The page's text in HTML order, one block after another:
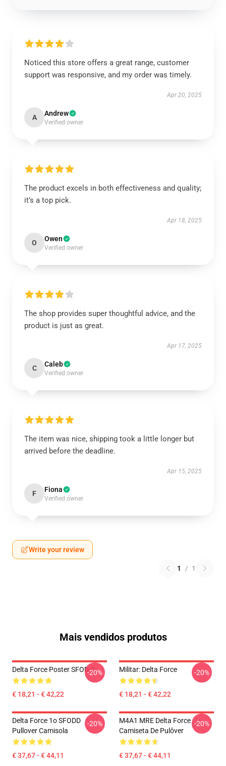
Noticed this store offers a great range, customer
support was responsive, and my order was timely.
Apr 20, 2025
A Andrew
Verified owner
The product excels in both effectiveness and quality;
it’s a top pick.
Apr 18, 2025
O Owen
Verified owner
The shop provides super thoughtful advice, and the
product is just as great.
Apr 17, 2025
C Caleb
Verified owner
The item was nice, shipping took a little longer but
arrived before the deadline.
Apr 15, 2025
F Fiona
Verified owner
Write your review
1 / 1
Mais vendidos produtos
Delta Force Poster SFOD-D
€ 18,21 - € 42,22
-20% Militar: Delta Force
€ 18,21 - € 42,22
-20%
Delta Force 1o SFODD
Pullover Camisola
€ 37,67 - € 44,11
-20%
M4A1 MRE Delta Force
Camiseta De Pulôver
€ 37,67 - € 44,11
-20%